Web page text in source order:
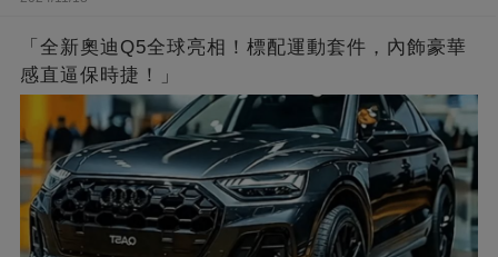
「全新奧迪Q5全球亮相！標配運動套件，內飾豪華
感直逼保時捷！」